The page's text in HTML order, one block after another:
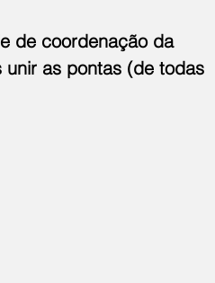
de coordenação da
as pontas (de todas